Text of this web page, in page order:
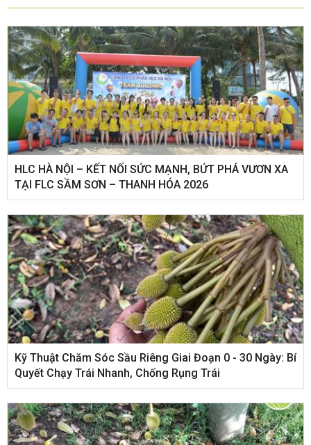
HLC HÀ NỘI – KẾT NỐI SỨC MẠNH, BỨT PHÁ VƯƠN XA
TẠI FLC SẦM SƠN – THANH HÓA 2026
Kỹ Thuật Chăm Sóc Sầu Riêng Giai Đoạn 0 - 30 Ngày: Bí
Quyết Chạy Trái Nhanh, Chống Rụng Trái